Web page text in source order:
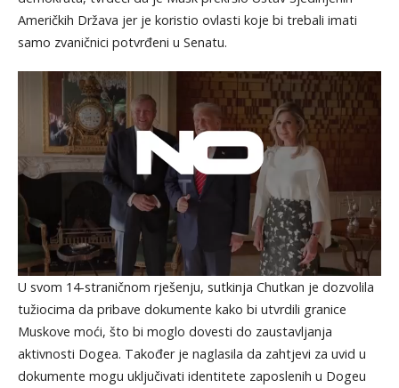
Američkih Država jer je koristio ovlasti koje bi trebali imati
samo zvaničnici potvrđeni u Senatu.
U svom 14-straničnom rješenju, sutkinja Chutkan je dozvolila
tužiocima da pribave dokumente kako bi utvrdili granice
Muskove moći, što bi moglo dovesti do zaustavljanja
aktivnosti Dogea. Također je naglasila da zahtjevi za uvid u
dokumente mogu uključivati identitete zaposlenih u Dogeu